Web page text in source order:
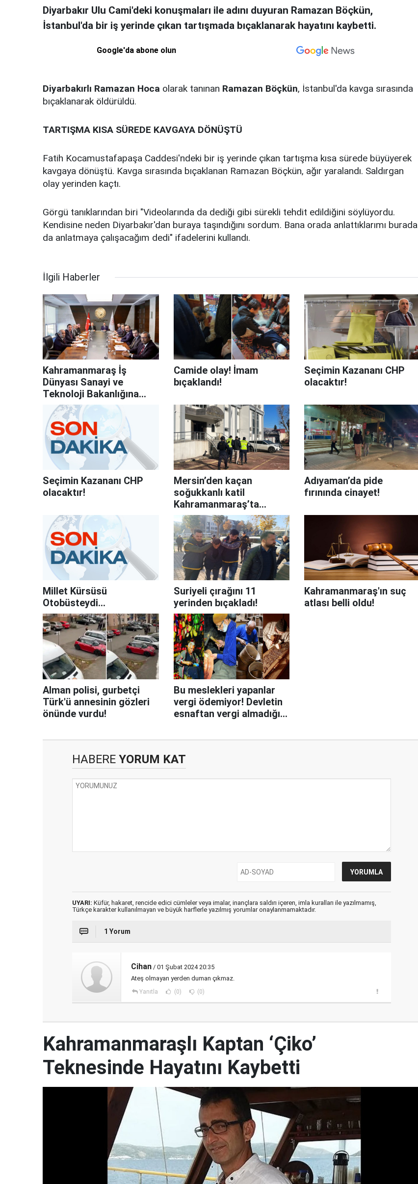
Diyarbakır Ulu Cami'deki konuşmaları ile adını duyuran Ramazan Böçkün,
İstanbul'da bir iş yerinde çıkan tartışmada bıçaklanarak hayatını kaybetti.
Google'da abone olun
Diyarbakırlı Ramazan Hoca olarak tanınan Ramazan Böçkün, İstanbul'da kavga sırasında
bıçaklanarak öldürüldü.
TARTIŞMA KISA SÜREDE KAVGAYA DÖNÜŞTÜ
Fatih Kocamustafapaşa Caddesi'ndeki bir iş yerinde çıkan tartışma kısa sürede büyüyerek
kavgaya dönüştü. Kavga sırasında bıçaklanan Ramazan Böçkün, ağır yaralandı. Saldırgan
olay yerinden kaçtı.
Görgü tanıklarından biri "Videolarında da dediği gibi sürekli tehdit edildiğini söylüyordu.
Kendisine neden Diyarbakır'dan buraya taşındığını sordum. Bana orada anlattıklarımı burada
da anlatmaya çalışacağım dedi" ifadelerini kullandı.
İlgili Haberler
Kahramanmaraş İş
Dünyası Sanayi ve
Teknoloji Bakanlığına
çıkarma yaptı!
Camide olay! İmam
bıçaklandı!
Seçimin Kazananı CHP
olacaktır!
Seçimin Kazananı CHP
olacaktır!
Mersin’den kaçan
soğukkanlı katil
Kahramanmaraş’ta
yakalandı!
Adıyaman’da pide
fırınında cinayet!
Millet Kürsüsü
Otobüsteydi…
Suriyeli çırağını 11
yerinden bıçakladı!
Kahramanmaraş'ın suç
atlası belli oldu!
Alman polisi, gurbetçi
Türk'ü annesinin gözleri
önünde vurdu!
Bu meslekleri yapanlar
vergi ödemiyor! Devletin
esnaftan vergi almadığı
HABERE YORUM KAT
UYARI: Küfür, hakaret, rencide edici cümleler veya imalar, inançlara saldırı içeren, imla kuralları ile yazılmamış,
Türkçe karakter kullanılmayan ve büyük harflerle yazılmış yorumlar onaylanmamaktadır.
1 Yorum
Cihan / 01 Şubat 2024 20:35
Ateş olmayan yerden duman çıkmaz.
Yanıtla (0) (0)
Kahramanmaraşlı Kaptan ‘Çiko’
Teknesinde Hayatını Kaybetti